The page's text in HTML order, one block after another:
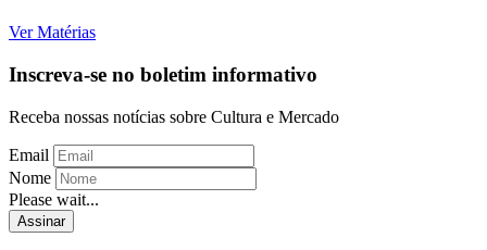
Ver Matérias
Inscreva-se no boletim informativo
Receba nossas notícias sobre Cultura e Mercado
Email
Nome
Please wait...
Assinar